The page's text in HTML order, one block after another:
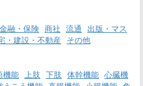
融・保険 商社 流通
出版・マス
・建設・不動産 その他
機能 上肢 下肢 体幹機能 心臓機